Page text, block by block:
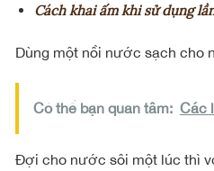
Cách khai ấm khi sử dụng
Dùng một nồi nước sạch cho
Có thể bạn quan tâm: Các
Đợi cho nước sôi một lúc thì